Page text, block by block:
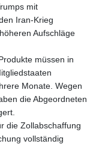
mit
Iran-Krieg
Aufschläge
müssen in
Monate. Wegen
die Abgeordneten
die Zollabschaffung
vollständig